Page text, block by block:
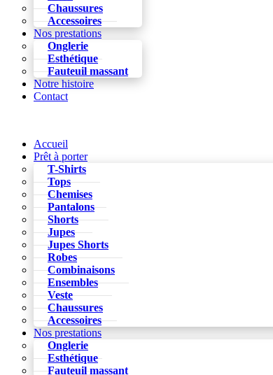
Chaussures
Accessoires
Nos prestations
Onglerie
Esthétique
Fauteuil massant
Notre histoire
Contact
Accueil
Prêt à porter
T-Shirts
Tops
Chemises
Pantalons
Shorts
Jupes
Jupes Shorts
Robes
Combinaisons
Ensembles
Veste
Chaussures
Accessoires
Nos prestations
Onglerie
Esthétique
Fauteuil massant